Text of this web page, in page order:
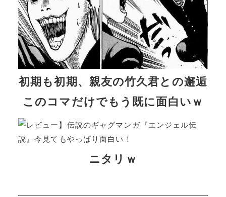
初期も初期、親友の竹久君との邂逅
このコマだけでもう既に面白いｗ
ニタリｗ